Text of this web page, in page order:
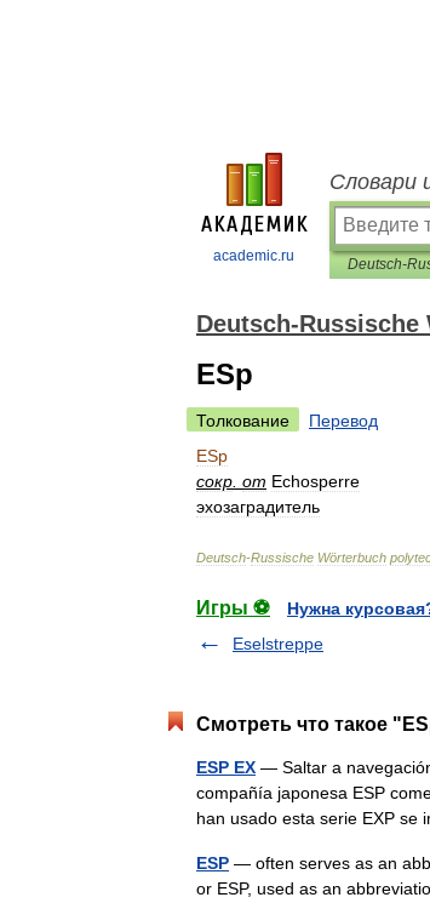
academic.ru
Словари
Deutsch-
ESp
Толкование
Перевод
ESp
сокр от Echosperre
эхозаградитель
Deutsch-Russische Wörterbuch
Игры ⚽
Нужна
Eselstreppe
Смотреть что такое
ESP EX — Saltar a
compañía japonesa ESP
han usado esta serie EXP
ESP — often serves as an
or ESP, used as an